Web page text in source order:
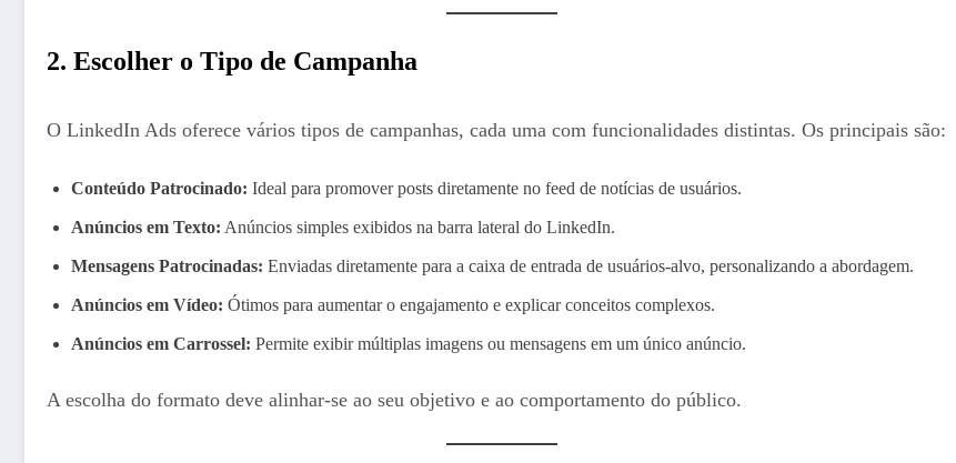
2. Escolher o Tipo de Campanha
O LinkedIn Ads oferece vários tipos de campanhas, cada uma com funcionalidades distintas. Os principais são:
Conteúdo Patrocinado: Ideal para promover posts diretamente no feed de notícias de usuários.
Anúncios em Texto: Anúncios simples exibidos na barra lateral do LinkedIn.
Mensagens Patrocinadas: Enviadas diretamente para a caixa de entrada de usuários-alvo, personalizando a abordagem.
Anúncios em Vídeo: Ótimos para aumentar o engajamento e explicar conceitos complexos.
Anúncios em Carrossel: Permite exibir múltiplas imagens ou mensagens em um único anúncio.
A escolha do formato deve alinhar-se ao seu objetivo e ao comportamento do público.